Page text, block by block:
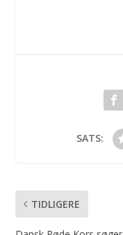
SATS:
TIDLIGERE